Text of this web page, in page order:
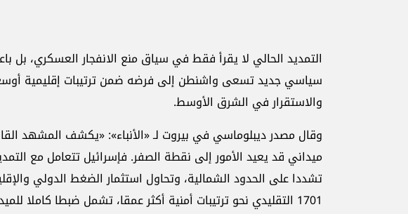
التمديد الحالي لا يقرأ فقط في سياق منع الانفجار العسكري، بل
سياسي جديد تسعى واشنطن إلى فرضه ضمن ترتيبات إقليمية أوسع
والاستقرار في الشرق الأوسط.
وقال مصدر ديبلوماسي في بيروت لـ «الأنباء»: «يكشف المشهد
ميداني قد يعيد الأمور إلى نقطة الصفر. فإسرائيل تتعامل مع
تشددا على الحدود الشمالية، وتحاول استثمار الضغط الدولي
1701 التقليدي نحو ترتيبات أمنية أكثر عمقا، تشمل ضبطا كاملا